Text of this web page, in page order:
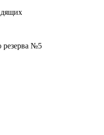
резерва №5